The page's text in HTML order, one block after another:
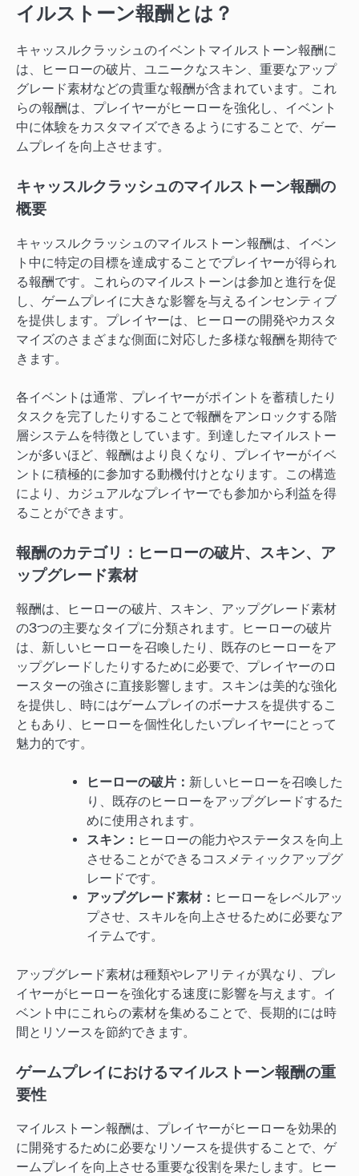
イルストーン報酬とは？
キャッスルクラッシュのイベントマイルストーン報酬に
は、ヒーローの破片、ユニークなスキン、重要なアップ
グレード素材などの貴重な報酬が含まれています。これ
らの報酬は、プレイヤーがヒーローを強化し、イベント
中に体験をカスタマイズできるようにすることで、ゲー
ムプレイを向上させます。
キャッスルクラッシュのマイルストーン報酬の
概要
キャッスルクラッシュのマイルストーン報酬は、イベン
ト中に特定の目標を達成することでプレイヤーが得られ
る報酬です。これらのマイルストーンは参加と進行を促
し、ゲームプレイに大きな影響を与えるインセンティブ
を提供します。プレイヤーは、ヒーローの開発やカスタ
マイズのさまざまな側面に対応した多様な報酬を期待で
きます。
各イベントは通常、プレイヤーがポイントを蓄積したり
タスクを完了したりすることで報酬をアンロックする階
層システムを特徴としています。到達したマイルストー
ンが多いほど、報酬はより良くなり、プレイヤーがイベ
ントに積極的に参加する動機付けとなります。この構造
により、カジュアルなプレイヤーでも参加から利益を得
ることができます。
報酬のカテゴリ：ヒーローの破片、スキン、ア
ップグレード素材
報酬は、ヒーローの破片、スキン、アップグレード素材
の3つの主要なタイプに分類されます。ヒーローの破片
は、新しいヒーローを召喚したり、既存のヒーローをア
ップグレードしたりするために必要で、プレイヤーのロ
ースターの強さに直接影響します。スキンは美的な強化
を提供し、時にはゲームプレイのボーナスを提供するこ
ともあり、ヒーローを個性化したいプレイヤーにとって
魅力的です。
ヒーローの破片： 新しいヒーローを召喚した
り、既存のヒーローをアップグレードするた
めに使用されます。
スキン： ヒーローの能力やステータスを向上
させることができるコスメティックアップグ
レードです。
アップグレード素材： ヒーローをレベルアッ
プさせ、スキルを向上させるために必要なア
イテムです。
アップグレード素材は種類やレアリティが異なり、プレ
イヤーがヒーローを強化する速度に影響を与えます。イ
ベント中にこれらの素材を集めることで、長期的には時
間とリソースを節約できます。
ゲームプレイにおけるマイルストーン報酬の重
要性
マイルストーン報酬は、プレイヤーがヒーローを効果的
に開発するために必要なリソースを提供することで、ゲ
ームプレイを向上させる重要な役割を果たします。ヒー